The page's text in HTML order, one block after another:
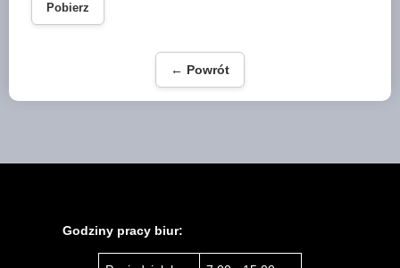
Pobierz
← Powrót
Godziny pracy biur: